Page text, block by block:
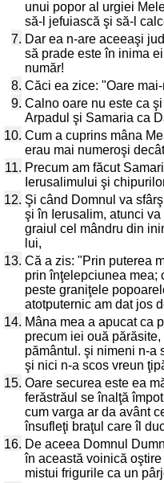
unui popor al urgiei
să-l jefuiască şi să-l
7. Dar ea n-are aceeaşi
să prade este în inima
număr!
8. Căci ea zice: "Oare
9. Calno oare nu este ca
Arpadul şi Samaria ca
10. Cum a cuprins mâna
erau mai numeroşi
11. Precum am făcut
Ierusalimului şi
12. Şi când Domnul va
şi în Ierusalim, atunci
graiul cel mândru din
lui,
13. Că a zis: "Prin puterea
prin înţelepciunea mea;
peste graniţele
atotputernic am dat jos
14. Mâna mea a apucat ca
precum iei ouă
pământul. şi nimeni n-a
şi nici n-a scos vreun
15. Oare securea este ea
ferăstrăul se înalţă
cum varga ar da avânt
însufleţi braţul care îl
16. De aceea Domnul
în această voinică
mistui frigurile ca un